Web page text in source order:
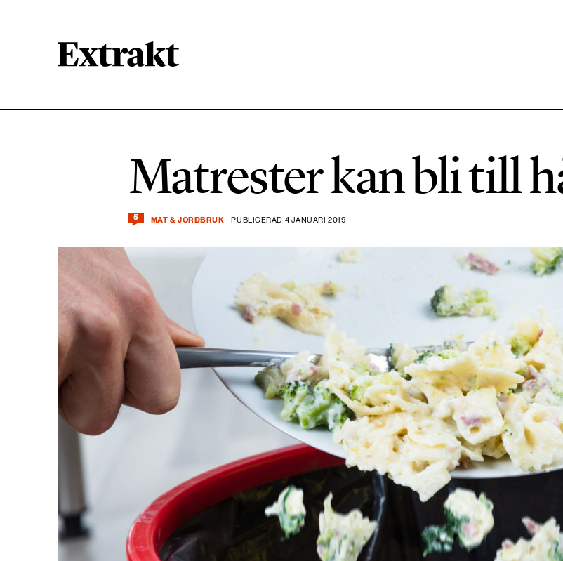
Klimat
360 ARTIKLAR
Social hållbarhet
189 ARTIKLAR
Matrester kan bli till
5 MAT & JORDBRUK PUBLICERAD 4 JANUARI 2019